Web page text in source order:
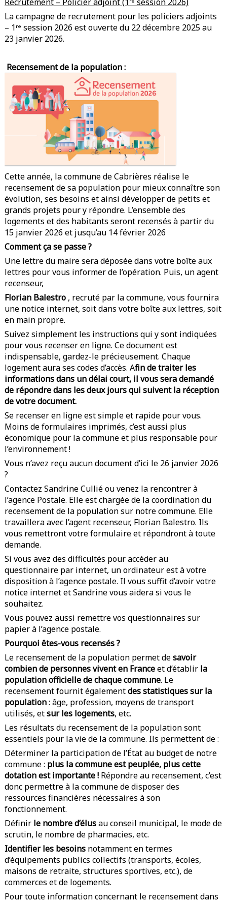
La campagne de recrutement pour les policiers adjoints
– 1ʳᵉ session 2026 est ouverte du 22 décembre 2025 au
23 janvier 2026.
Recensement de la population :
Cette année, la commune de Cabrières réalise le
recensement de sa population pour mieux connaître son
évolution, ses besoins et ainsi développer de petits et
grands projets pour y répondre. L’ensemble des
logements et des habitants seront recensés à partir du
15 janvier 2026 et jusqu’au 14 février 2026
Comment ça se passe ?
Une lettre du maire sera déposée dans votre boîte aux
lettres pour vous informer de l’opération. Puis, un agent
recenseur,
Florian Balestro, recruté par la commune, vous fournira
une notice internet, soit dans votre boîte aux lettres, soit
en main propre.
Suivez simplement les instructions qui y sont indiquées
pour vous recenser en ligne. Ce document est
indispensable, gardez-le précieusement. Chaque
logement aura ses codes d’accès. Afin de traiter les
informations dans un délai court, il vous sera demandé
de répondre dans les deux jours qui suivent la réception
de votre document.
Se recenser en ligne est simple et rapide pour vous.
Moins de formulaires imprimés, c’est aussi plus
économique pour la commune et plus responsable pour
l’environnement !
Vous n’avez reçu aucun document d’ici le 26 janvier 2026
?
Contactez Sandrine Cullié ou venez la rencontrer à
l’agence Postale. Elle est chargée de la coordination du
recensement de la population sur notre commune. Elle
travaillera avec l’agent recenseur, Florian Balestro. Ils
vous remettront votre formulaire et répondront à toute
demande.
Si vous avez des difficultés pour accéder au
questionnaire par internet, un ordinateur est à votre
disposition à l’agence postale. Il vous suffit d’avoir votre
notice internet et Sandrine vous aidera si vous le
souhaitez.
Vous pouvez aussi remettre vos questionnaires sur
papier à l’agence postale.
Pourquoi êtes-vous recensés ?
Le recensement de la population permet desavoir
combien de personnes vivent en Franceet d’établir la
population officielle de chaque commune. Le
recensement fournit égalementdes statistiques sur la
population: âge, profession, moyens de transport
utilisés, etsur les logements, etc.
Les résultats du recensement de la population sont
essentiels pour la vie de la commune. Ils permettent de :
Déterminer la participation de l’État au budget de notre
commune : plus la commune est peuplée, plus cette
dotation est importante ! Répondre au recensement, c’est
donc permettre à la commune de disposer des
ressources financières nécessaires à son
fonctionnement.
Définir le nombre d’élusau conseil municipal, le mode de
scrutin, le nombre de pharmacies, etc.
Identifier les besoins notamment en termes
d’équipements publics collectifs (transports, écoles,
maisons de retraite, structures sportives, etc.), de
commerces et de logements.
Pour toute information concernant le recensement dans